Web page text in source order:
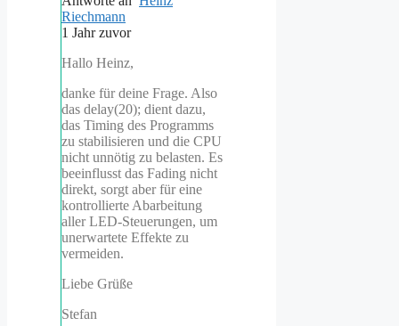
Riechmann
1 Jahr zuvor
Hallo Heinz,
danke für deine Frage. Also
das delay(20); dient dazu,
das Timing des Programms
zu stabilisieren und die CPU
nicht unnötig zu belasten. Es
beeinflusst das Fading nicht
direkt, sorgt aber für eine
kontrollierte Abarbeitung
aller LED-Steuerungen, um
unerwartete Effekte zu
vermeiden.
Liebe Grüße
Stefan